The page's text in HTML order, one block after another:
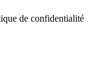
de confidentialité